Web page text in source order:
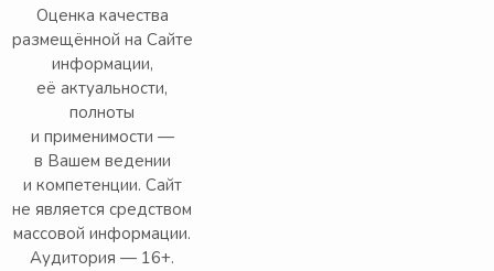
Оценка качества
размещённой на Сайте
информации,
её актуальности,
полноты
и применимости —
в Вашем ведении
и компетенции. Сайт
не является средством
массовой информации.
Аудитория — 16+.